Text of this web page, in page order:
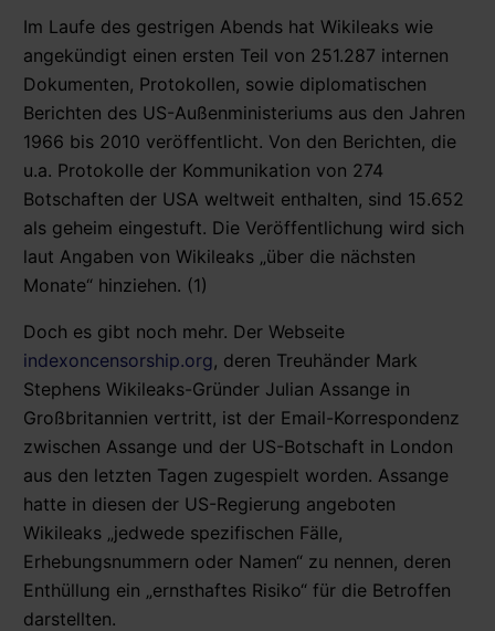
Im Laufe des gestrigen Abends hat Wikileaks wie
angekündigt einen ersten Teil von 251.287 internen
Dokumenten, Protokollen, sowie diplomatischen
Berichten des US-Außenministeriums aus den Jahren
1966 bis 2010 veröffentlicht. Von den Berichten, die
u.a. Protokolle der Kommunikation von 274
Botschaften der USA weltweit enthalten, sind 15.652
als geheim eingestuft. Die Veröffentlichung wird sich
laut Angaben von Wikileaks „über die nächsten
Monate“ hinziehen. (1)
Doch es gibt noch mehr. Der Webseite
indexoncensorship.org, deren Treuhänder Mark
Stephens Wikileaks-Gründer Julian Assange in
Großbritannien vertritt, ist der Email-Korrespondenz
zwischen Assange und der US-Botschaft in London
aus den letzten Tagen zugespielt worden. Assange
hatte in diesen der US-Regierung angeboten
Wikileaks „jedwede spezifischen Fälle,
Erhebungsnummern oder Namen“ zu nennen, deren
Enthüllung ein „ernsthaftes Risiko“ für die Betroffen
darstellten.